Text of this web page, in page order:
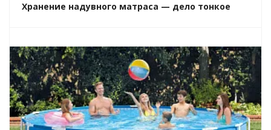
Хранение надувного матраса — дело тонкое